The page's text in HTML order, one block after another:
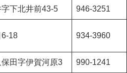
下北井前43-5 946-3251
6-18 934-3960
田字伊賀河原3 990-1241